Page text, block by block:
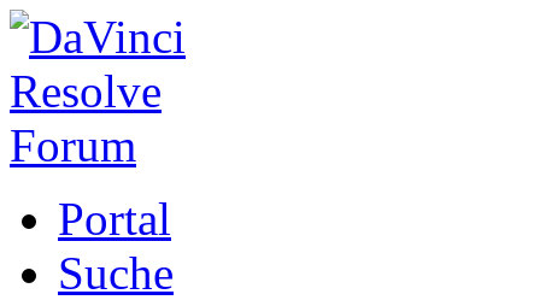
Portal
Suche